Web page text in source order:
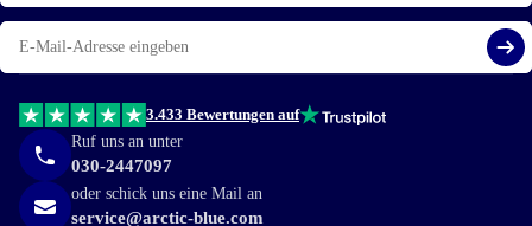
E-
Mail
3.433 Bewertungen auf
Ruf uns an unter
030-2447097
oder schick uns eine Mail an
service@arctic-blue.com